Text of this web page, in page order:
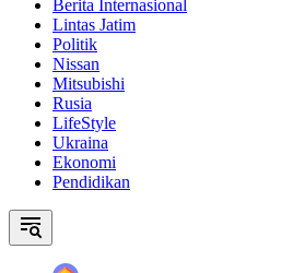
Berita Internasional
Lintas Jatim
Politik
Nissan
Mitsubishi
Rusia
LifeStyle
Ukraina
Ekonomi
Pendidikan